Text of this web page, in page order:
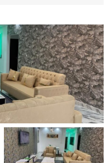
Terrain dans la plus belle citée
280 Million(s) Fcfa
2, Cité Élite 2, Abidjan, Côte d'Ivoire
1
ZONE 3